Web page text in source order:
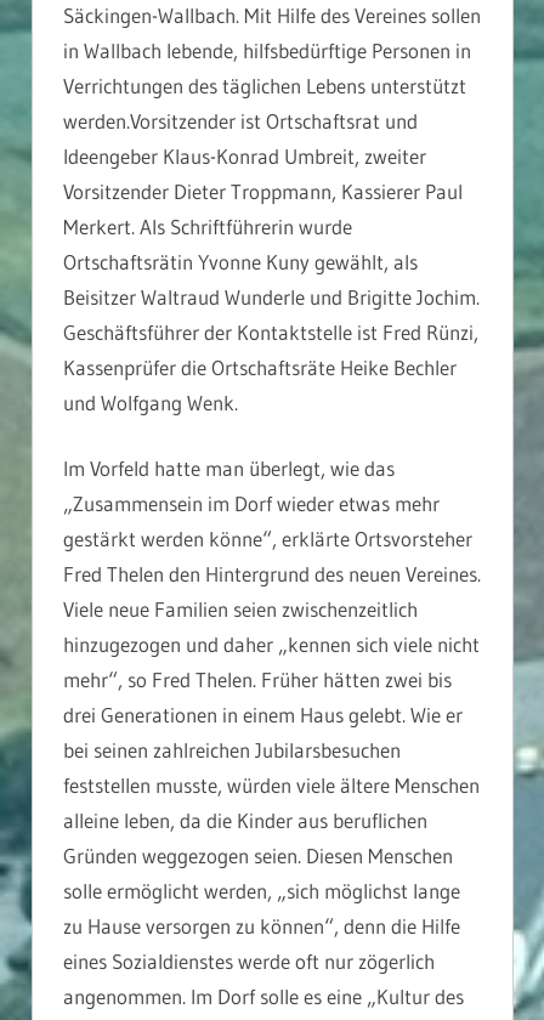
Säckingen-Wallbach. Mit Hilfe des Vereines sollen
in Wallbach lebende, hilfsbedürftige Personen in
Verrichtungen des täglichen Lebens unterstützt
werden.Vorsitzender ist Ortschaftsrat und
Ideengeber Klaus-Konrad Umbreit, zweiter
Vorsitzender Dieter Troppmann, Kassierer Paul
Merkert. Als Schriftführerin wurde
Ortschaftsrätin Yvonne Kuny gewählt, als
Beisitzer Waltraud Wunderle und Brigitte Jochim.
Geschäftsführer der Kontaktstelle ist Fred Rünzi,
Kassenprüfer die Ortschaftsräte Heike Bechler
und Wolfgang Wenk.
Im Vorfeld hatte man überlegt, wie das
„Zusammensein im Dorf wieder etwas mehr
gestärkt werden könne“, erklärte Ortsvorsteher
Fred Thelen den Hintergrund des neuen Vereines.
Viele neue Familien seien zwischenzeitlich
hinzugezogen und daher „kennen sich viele nicht
mehr“, so Fred Thelen. Früher hätten zwei bis
drei Generationen in einem Haus gelebt. Wie er
bei seinen zahlreichen Jubilarsbesuchen
feststellen musste, würden viele ältere Menschen
alleine leben, da die Kinder aus beruflichen
Gründen weggezogen seien. Diesen Menschen
solle ermöglicht werden, „sich möglichst lange
zu Hause versorgen zu können“, denn die Hilfe
eines Sozialdienstes werde oft nur zögerlich
angenommen. Im Dorf solle es eine „Kultur des